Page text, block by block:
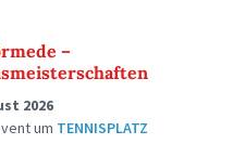
–
2026
um TENNISPLATZ